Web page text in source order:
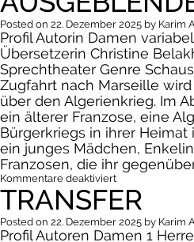
Auflösung
Posted on 22. Dezember 2025 by Karim
Profil Autorin Damen
Übersetzerin Christine
Sprechtheater Genre
Zugfahrt nach Marseille
über den Algerienkrieg. Im
ein älterer Franzose, eine
Bürgerkriegs in ihrer
ein junges Mädchen,
Franzosen, die ihr
Kommentare deaktiviertfür
Ausgeblendet
TRANSFER
Posted on 22. Dezember 2025 by Karim
Profil Autoren Damen 1